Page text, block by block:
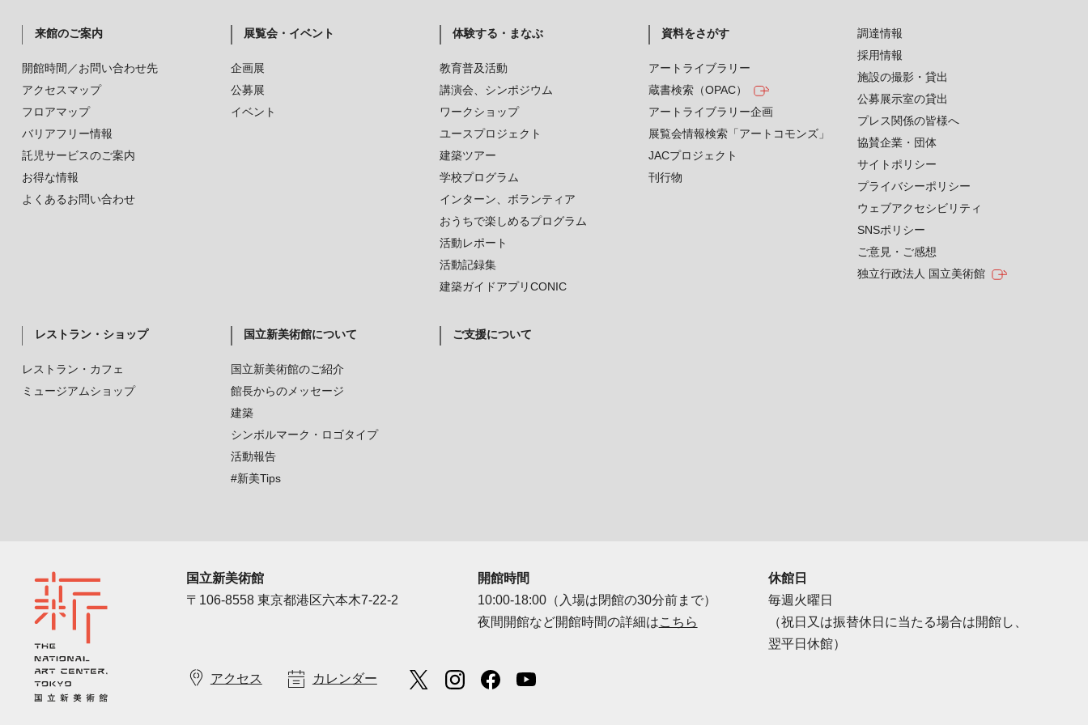
来館のご案内
開館時間／お問い合わせ先
アクセスマップ
フロアマップ
バリアフリー情報
託児サービスのご案内
お得な情報
よくあるお問い合わせ
展覧会・イベント
企画展
公募展
イベント
体験する・まなぶ
教育普及活動
講演会、シンポジウム
ワークショップ
ユースプロジェクト
建築ツアー
学校プログラム
インターン、ボランティア
おうちで楽しめるプログラム
活動レポート
活動記録集
建築ガイドアプリCONIC
資料をさがす
アートライブラリー
蔵書検索（OPAC）
アートライブラリー企画
展覧会情報検索「アートコモンズ」
JACプロジェクト
刊行物
レストラン・ショップ
レストラン・カフェ
ミュージアムショップ
国立新美術館について
国立新美術館のご紹介
館長からのメッセージ
建築
シンボルマーク・ロゴタイプ
活動報告
#新美Tips
ご支援について
調達情報
採用情報
施設の撮影・貸出
公募展示室の貸出
プレス関係の皆様へ
協賛企業・団体
サイトポリシー
プライバシーポリシー
ウェブアクセシビリティ
SNSポリシー
ご意見・ご感想
独立行政法人 国立美術館
国立新美術館
〒106-8558 東京都港区六本木7-22-2
開館時間
10:00-18:00（入場は閉館の30分前まで）
夜間開館など開館時間の詳細はこちら
休館日
毎週火曜日
（祝日又は振替休日に当たる場合は開館し、
翌平日休館）
アクセス カレンダー